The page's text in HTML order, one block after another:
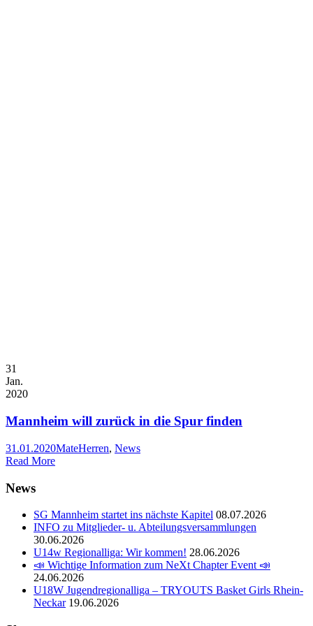
31
Jan.
2020
Mannheim will zurück in die Spur finden
31.01.2020MateHerren, News
Read More
News
SG Mannheim startet ins nächste Kapitel 08.07.2026
INFO zu Mitglieder- u. Abteilungsversammlungen
30.06.2026
U14w Regionalliga: Wir kommen! 28.06.2026
📣 Wichtige Information zum NeXt Chapter Event 📣
24.06.2026
U18W Jugendregionalliga – TRYOUTS Basket Girls Rhein-
Neckar 19.06.2026